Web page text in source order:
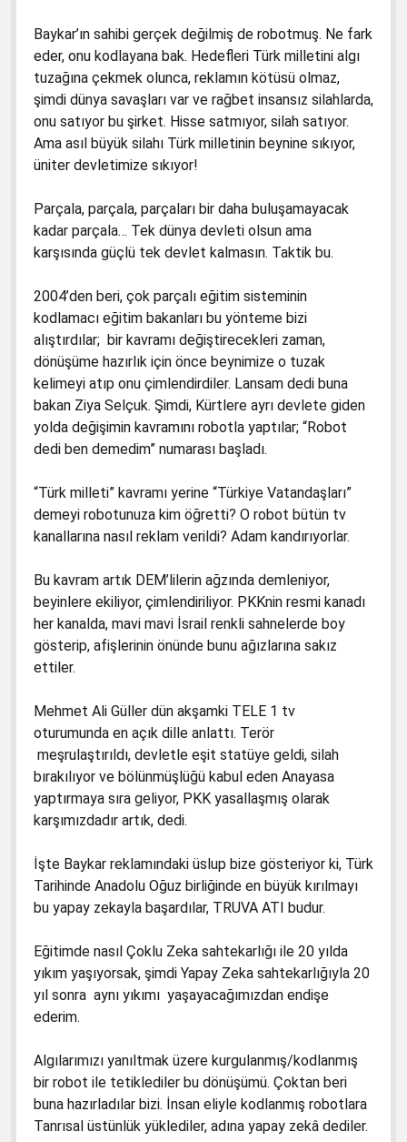
Değerler Eğitimi Gerçekten Yap-Boz
Kabede Petrol Tankerleri
Türkçe-1’de Beberobo ve Siberton Kilise
Reklamları
6. Sınıf Hz. Muhammed’in Hayatı Kitap Davası
2. Sınıf İngilizce Hataları Düzeltilmiştir Diyen
MEB’e Teslim Tutanağı
İngilizce 2. Sınıf TTK Başkanından Tubitak’a
Gönderilen Hata Tespit Raporu
Baykar’ın sahibi gerçek değilmiş de robotmuş. Ne fark
eder, onu kodlayana bak. Hedefleri Türk milletini algı
tuzağına çekmek olunca, reklamın kötüsü olmaz,
şimdi dünya savaşları var ve rağbet insansız silahlarda,
onu satıyor bu şirket. Hisse satmıyor, silah satıyor.
Ama asıl büyük silahı Türk milletinin beynine sıkıyor,
üniter devletimize sıkıyor!
Parçala, parçala, parçaları bir daha buluşamayacak
kadar parçala… Tek dünya devleti olsun ama
karşısında güçlü tek devlet kalmasın. Taktik bu.
2004’den beri, çok parçalı eğitim sisteminin
kodlamacı eğitim bakanları bu yönteme bizi
alıştırdılar; bir kavramı değiştirecekleri zaman,
dönüşüme hazırlık için önce beynimize o tuzak
kelimeyi atıp onu çimlendirdiler. Lansam dedi buna
bakan Ziya Selçuk. Şimdi, Kürtlere ayrı devlete giden
yolda değişimin kavramını robotla yaptılar; “Robot
dedi ben demedim” numarası başladı.
“Türk milleti” kavramı yerine “Türkiye Vatandaşları”
demeyi robotunuza kim öğretti? O robot bütün tv
kanallarına nasıl reklam verildi? Adam kandırıyorlar.
Bu kavram artık DEM’lilerin ağzında demleniyor,
beyinlere ekiliyor, çimlendiriliyor. PKKnin resmi kanadı
her kanalda, mavi mavi İsrail renkli sahnelerde boy
gösterip, afişlerinin önünde bunu ağızlarına sakız
ettiler.
Mehmet Ali Güller dün akşamki TELE 1 tv
oturumunda en açık dille anlattı. Terör
meşrulaştırıldı, devletle eşit statüye geldi, silah
bırakılıyor ve bölünmüşlüğü kabul eden Anayasa
yaptırmaya sıra geliyor, PKK yasallaşmış olarak
karşımızdadır artık, dedi.
İşte Baykar reklamındaki üslup bize gösteriyor ki, Türk
Tarihinde Anadolu Oğuz birliğinde en büyük kırılmayı
bu yapay zekayla başardılar, TRUVA ATI budur.
Eğitimde nasıl Çoklu Zeka sahtekarlığı ile 20 yılda
yıkım yaşıyorsak, şimdi Yapay Zeka sahtekarlığıyla 20
yıl sonra aynı yıkımı yaşayacağımızdan endişe
ederim.
Algılarımızı yanıltmak üzere kurgulanmış/kodlanmış
bir robot ile tetiklediler bu dönüşümü. Çoktan beri
buna hazırladılar bizi. İnsan eliyle kodlanmış robotlara
Tanrısal üstünlük yüklediler, adına yapay zekâ dediler.